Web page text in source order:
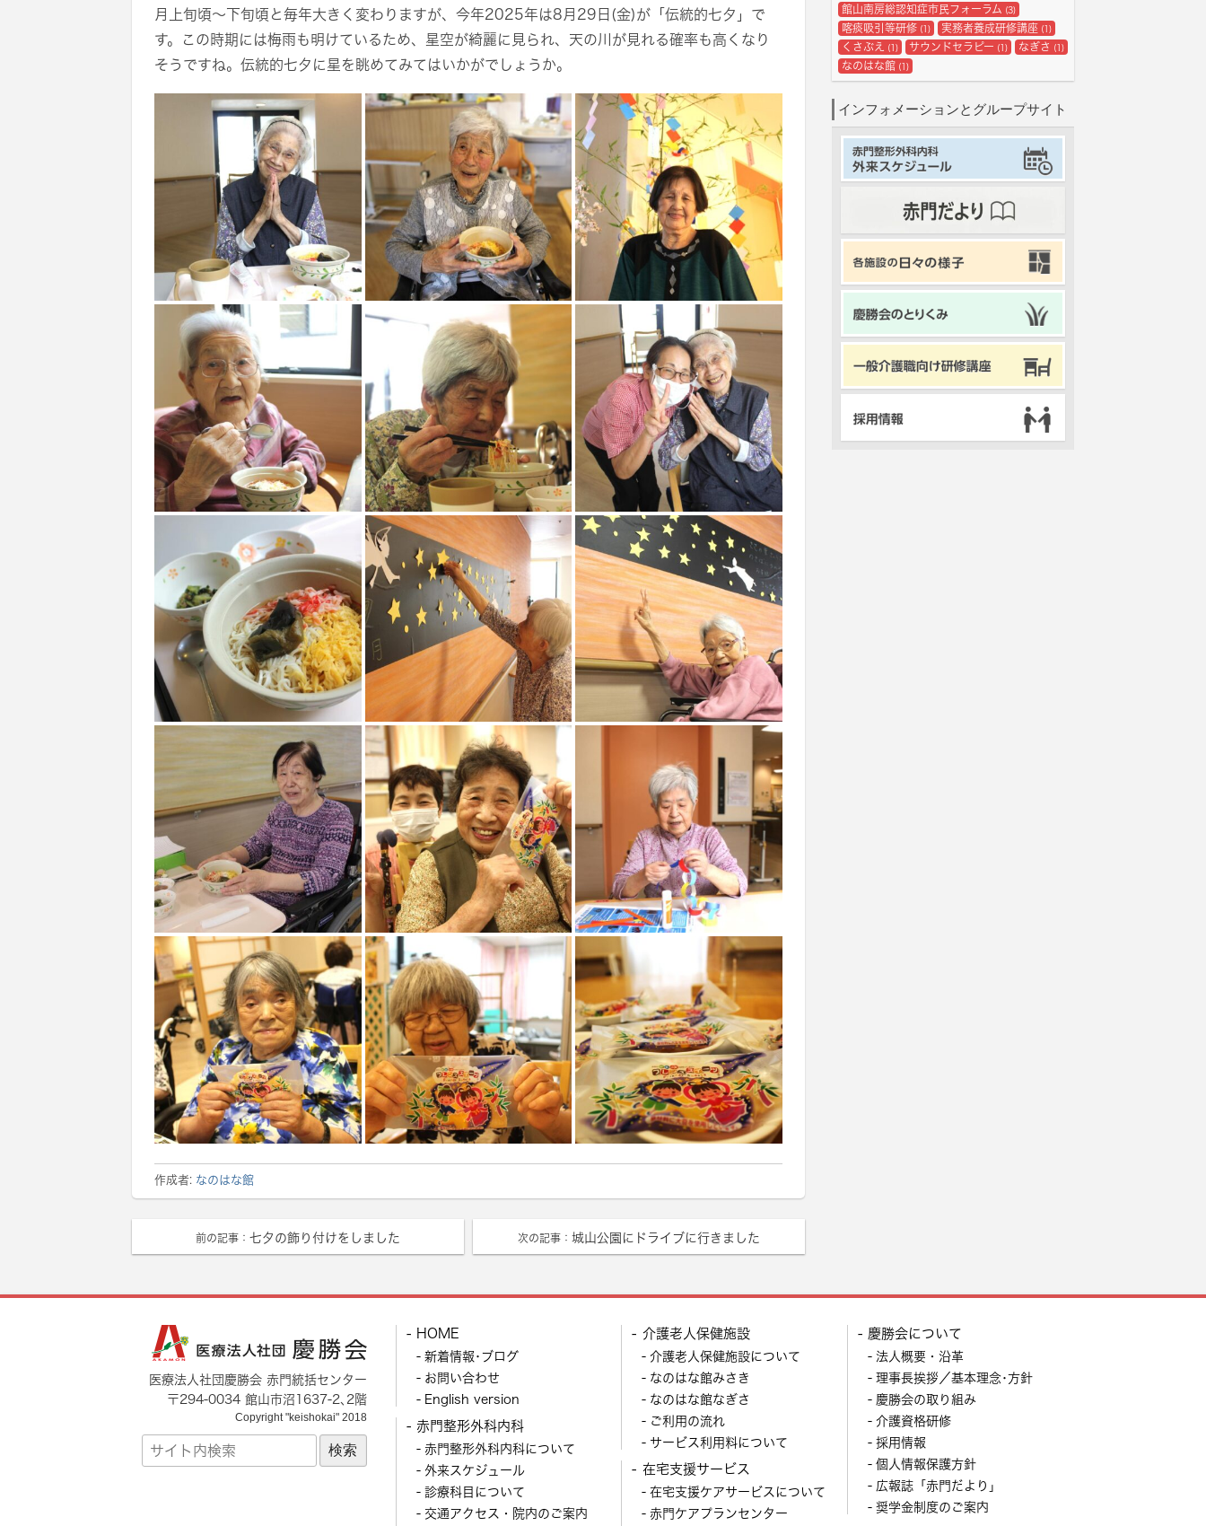
月上旬頃〜下旬頃と毎年大きく変わりますが、今年2025年は8月29日(金)が「伝統的七夕」で
す。この時期には梅雨も明けているため、星空が綺麗に見られ、天の川が見れる確率も高くなり
そうですね。伝統的七夕に星を眺めてみてはいかがでしょうか。
作成者: なのはな館
前の記事： 七夕の飾り付けをしました 次の記事： 城山公園にドライブに行きました
館山南房総認知症市民フォーラム (3)
喀痰吸引等研修(1) 実務者養成研修講座 (1)
くさぶえ (1) サウンドセラピー (1) なぎさ (1)
なのはな館(1)
インフォメーションとグループサイト
HOME
新着情報･ブログ
お問い合わせ
English version
赤門整形外科内科
赤門整形外科内科について
外来スケジュール
診療科目について
交通アクセス・院内のご案内
介護老人保健施設
介護老人保健施設について
なのはな館みさき
なのはな館なぎさ
ご利用の流れ
サービス利用料について
在宅支援サービス
在宅支援ケアサービスについて
赤門ケアプランセンター
慶勝会について
法人概要・沿革
理事長挨拶／基本理念･方針
慶勝会の取り組み
介護資格研修
採用情報
個人情報保護方針
広報誌「赤門だより」
奨学金制度のご案内
医療法人社団慶勝会 赤門統括センター
〒294-0034 館山市沼1637-2､2階
Copyright "keishokai" 2018
サ
ト